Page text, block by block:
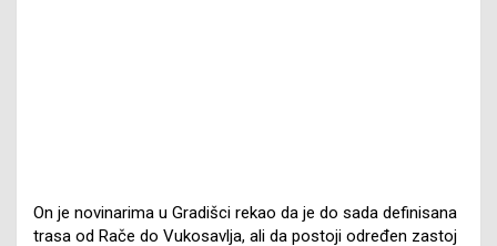
On je novinarima u Gradišci rekao da je do sada definisana
trasa od Rače do Vukosavlja, ali da postoji određen zastoj